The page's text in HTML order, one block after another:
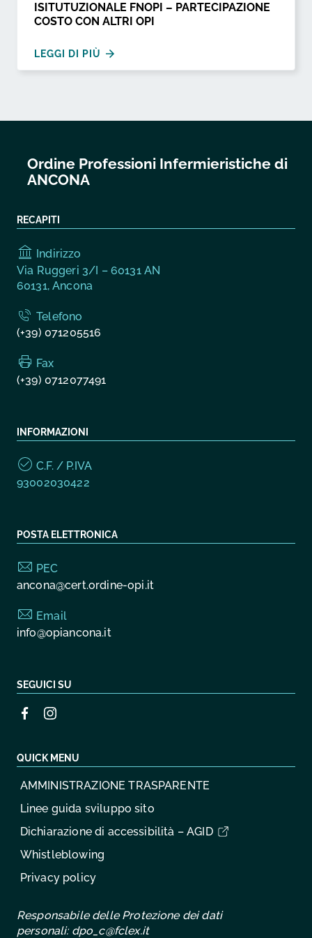
ISITUTUZIONALE FNOPI – PARTECIPAZIONE
COSTO CON ALTRI OPI
LEGGI DI PIÙ
Ordine Professioni Infermieristiche di
ANCONA
RECAPITI
Indirizzo
Via Ruggeri 3/I – 60131 AN
60131, Ancona
Telefono
(+39) 071205516
Fax
(+39) 0712077491
INFORMAZIONI
C.F. / P.IVA
93002030422
POSTA ELETTRONICA
PEC
ancona@cert.ordine-opi.it
Email
info@opiancona.it
SEGUICI SU
QUICK MENU
AMMINISTRAZIONE TRASPARENTE
Linee guida sviluppo sito
Dichiarazione di accessibilità – AGID
Whistleblowing
Privacy policy
Responsabile delle Protezione dei dati
personali: dpo_c@fclex.it